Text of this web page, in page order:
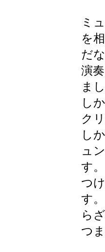
ミ
を
だ
演
ま
し
ク
し
ュ
す
つ
す
ら
つ